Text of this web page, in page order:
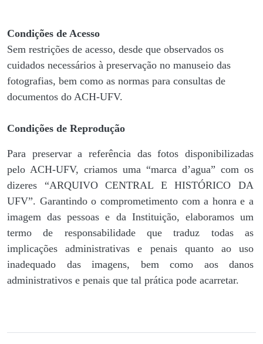
Condições de Acesso
Sem restrições de acesso, desde que observados os
cuidados necessários à preservação no manuseio das
fotografias, bem como as normas para consultas de
documentos do ACH-UFV.
Condições de Reprodução
Para preservar a referência das fotos disponibilizadas
pelo ACH-UFV, criamos uma “marca d’agua” com os
dizeres “ARQUIVO CENTRAL E HISTÓRICO DA
UFV”. Garantindo o comprometimento com a honra e a
imagem das pessoas e da Instituição, elaboramos um
termo de responsabilidade que traduz todas as
implicações administrativas e penais quanto ao uso
inadequado das imagens, bem como aos danos
administrativos e penais que tal prática pode acarretar.